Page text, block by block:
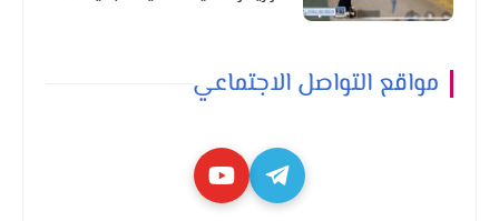
مواقع التواصل الاجتماعي